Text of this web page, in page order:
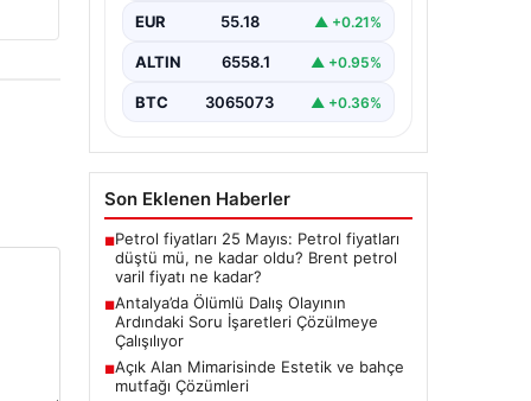
Antalya’da geçtiğimiz yıl yaşanan
ve ölümle sonuçlanan tüplü dalış
olayı, dalış sektöründe ciddi
soru…
EUR 55.18 ▲ +0.21%
ALTIN 6558.1 ▲ +0.95%
BTC 3065073 ▲ +0.36%
Son Eklenen Haberler
■Petrol fiyatları 25 Mayıs: Petrol fiyatları
düştü mü, ne kadar oldu? Brent petrol
varil fiyatı ne kadar?
■Antalya’da Ölümlü Dalış Olayının
Ardındaki Soru İşaretleri Çözülmeye
Çalışılıyor
■Açık Alan Mimarisinde Estetik ve bahçe
mutfağı Çözümleri